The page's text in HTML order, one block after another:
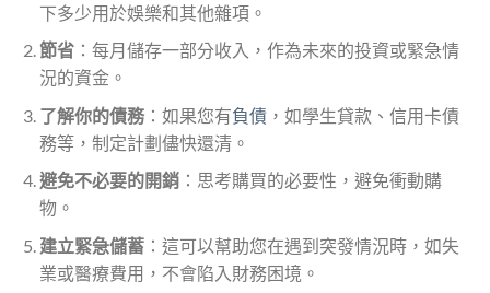
下多少用於娛樂和其他雜項。
節省：每月儲存一部分收入，作為未來的投資或緊急情
況的資金。
了解你的債務：如果您有負債，如學生貸款、信用卡債
務等，制定計劃儘快還清。
避免不必要的開銷：思考購買的必要性，避免衝動購
物。
建立緊急儲蓄：這可以幫助您在遇到突發情況時，如失
業或醫療費用，不會陷入財務困境。